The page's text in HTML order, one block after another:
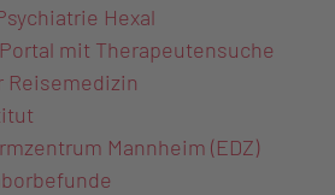
Hexal
mit Therapeutensuche
Reisemedizin
Mannheim (EDZ)